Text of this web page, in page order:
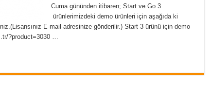
Cuma gününden itibaren; Start ve Go 3
ürünlerimizdeki demo ürünleri için aşağıda ki
E-mail adresinize gönderilir.) Start 3 ürünü için demo
?product=3030 …